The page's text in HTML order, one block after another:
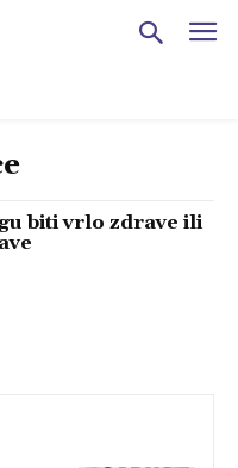
biti vrlo zdrave ili